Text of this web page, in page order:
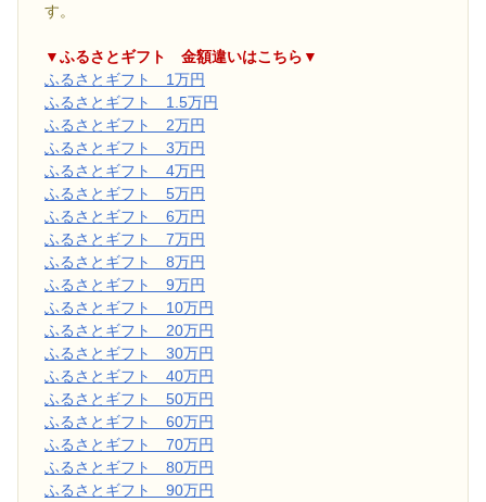
す。
▼ふるさとギフト 金額違いはこちら▼
ふるさとギフト 1万円
ふるさとギフト 1.5万円
ふるさとギフト 2万円
ふるさとギフト 3万円
ふるさとギフト 4万円
ふるさとギフト 5万円
ふるさとギフト 6万円
ふるさとギフト 7万円
ふるさとギフト 8万円
ふるさとギフト 9万円
ふるさとギフト 10万円
ふるさとギフト 20万円
ふるさとギフト 30万円
ふるさとギフト 40万円
ふるさとギフト 50万円
ふるさとギフト 60万円
ふるさとギフト 70万円
ふるさとギフト 80万円
ふるさとギフト 90万円